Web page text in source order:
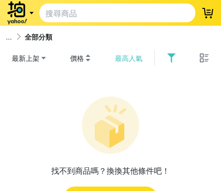
登
全部分類
最新上架 價格 最高人氣
找不到商品嗎？換換其他條件吧！